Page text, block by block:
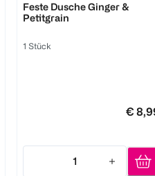
Feste Dusche Ginger &
Petitgrain
1 Stück
€
1
Quantity: 1